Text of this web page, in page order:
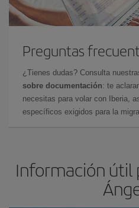
Preguntas
¿Tienes dudas? Consulta
sobre documentación: te
necesitas para volar con Iberia,
específicos exigidos para la
Información útil